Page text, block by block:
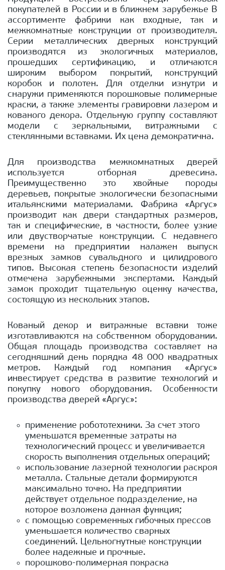
покупателей в России и в ближнем зарубежье В
ассортименте фабрики как входные, так и
межкомнатные конструкции от производителя.
Серии металлических дверных конструкций
производятся из экологичных материалов,
прошедших сертификацию, и отличаются
широким выбором покрытий, конструкций
коробок и полотен. Для отделки изнутри и
снаружи применяются порошковые полимерные
краски, а также элементы гравировки лазером и
кованого декора. Отдельную группу составляют
модели с зеркальными, витражными с
стеклянными вставками. Их цена демократична.
Для производства межкомнатных дверей
используется отборная древесина.
Преимущественно это хвойные породы
деревьев, покрытые экологически безопасными
итальянскими материалами. Фабрика «Аргус»
производит как двери стандартных размеров,
так и специфические, в частности, более узкие
или двустворчатые конструкции. С недавнего
времени на предприятии налажен выпуск
врезных замков сувальдного и цилидрового
типов. Высокая степень безопасности изделий
отмечена зарубежными экспертами. Каждый
замок проходит тщательную оценку качества,
состоящую из нескольких этапов.
Кованый декор и витражные вставки тоже
изготавливаются на собственном оборудовании.
Общая площадь производства составляет на
сегодняшний день порядка 48 000 квадратных
метров. Каждый год компания «Аргус»
инвестирует средства в развитие технологий и
покупку нового оборудования. Особенности
производства дверей «Аргус»:
применение робототехники. За счет этого
уменьшатся временные затраты на
технологический процесс и увеличивается
скорость выполнения отдельных операций;
использование лазерной технологии раскроя
металла. Стальные детали формируются
максимально точно. На предприятии
действует отдельное подразделение, на
которое возложена данная функция;
с помощью современных гибочных прессов
уменьшается количество сварных
соединений. Цельногнутные конструкции
более надежные и прочные.
порошково-полимерная покраска